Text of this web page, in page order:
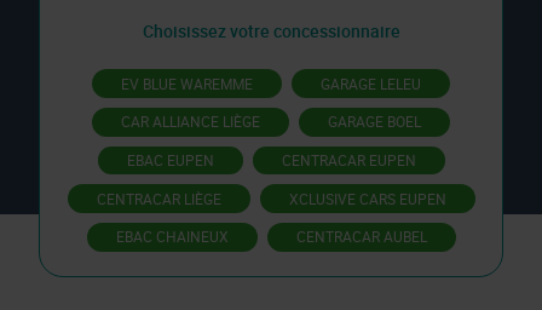
Choisissez votre concessionnaire
EV BLUE WAREMME
GARAGE LELEU
CAR ALLIANCE LIÈGE
GARAGE BOEL
EBAC EUPEN
CENTRACAR EUPEN
CENTRACAR LIÈGE
XCLUSIVE CARS EUPEN
EBAC CHAINEUX
CENTRACAR AUBEL